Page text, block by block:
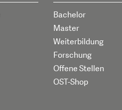
Bachelor
Master
Weiterbildung
Forschung
Offene Stellen
OST-Shop